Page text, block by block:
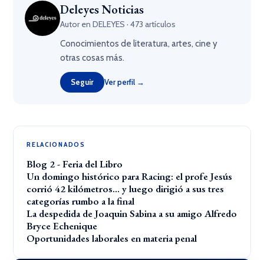
Deleyes Noticias
Autor en DELEYES · 473 artículos
Conocimientos de literatura, artes, cine y
otras cosas más.
Seguir Ver perfil →
RELACIONADOS
Blog 2 - Feria del Libro
Un domingo histórico para Racing: el profe Jesús
corrió 42 kilómetros… y luego dirigió a sus tres
categorías rumbo a la final
La despedida de Joaquin Sabina a su amigo Alfredo
Bryce Echenique
Oportunidades laborales en materia penal